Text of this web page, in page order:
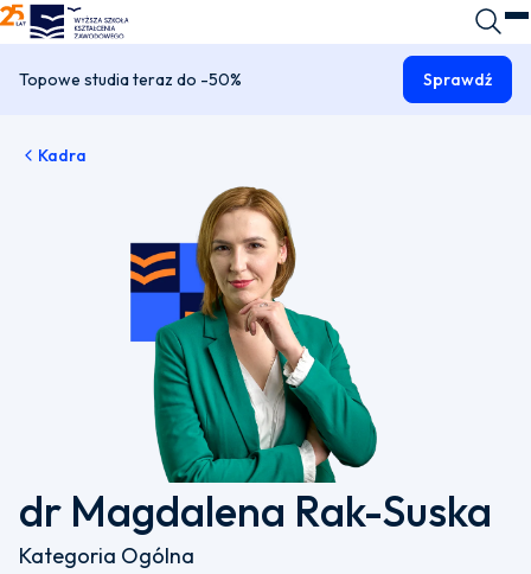
WSKZ - strona główna
Topowe studia teraz do -50% Sprawdź
Kadra
dr Magdalena Rak-Suska
Kategoria Ogólna